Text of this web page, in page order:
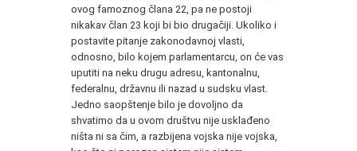
ovog famoznog člana 22, pa ne postoji
nikakav član 23 koji bi bio drugačiji. Ukoliko i
postavite pitanje zakonodavnoj vlasti,
odnosno, bilo kojem parlamentarcu, on će vas
uputiti na neku drugu adresu, kantonalnu,
federalnu, državnu ili nazad u sudsku vlast.
Jedno saopštenje bilo je dovoljno da
shvatimo da u ovom društvu nije usklađeno
ništa ni sa čim, a razbijena vojska nije vojska,